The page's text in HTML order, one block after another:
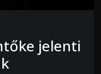
jelenti